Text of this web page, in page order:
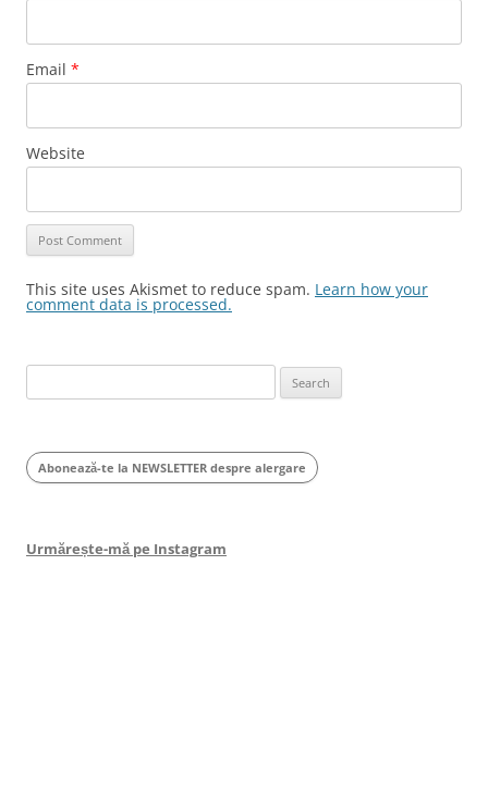
Email *
Website
This site uses Akismet to reduce spam. Learn how your
comment data is processed.
for:
Abonează-te la NEWSLETTER despre alergare
Urmărește-mă pe Instagram